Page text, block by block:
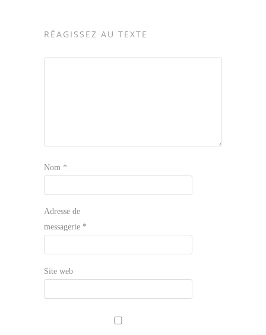
RÉAGISSEZ AU TEXTE
Nom *
Adresse de
messagerie *
Site web